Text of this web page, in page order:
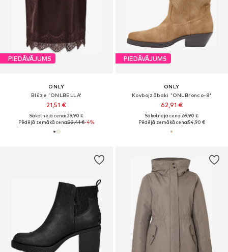
PIEDĀVĀJUMS
ONLY
Blūze 'ONLBELLA'
21,51 €
Sākotnējā cena: 29,90 €
Pēdējā zemākā cena:22,41 €-4%
PIEDĀVĀJUMS
ONLY
Kovbojzābaki 'ONLBronco-8'
62,91 €
Sākotnējā cena: 69,90 €
Pēdējā zemākā cena:54,90 €